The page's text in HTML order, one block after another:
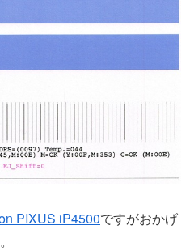
PIXUS iP4500ですがおかげ